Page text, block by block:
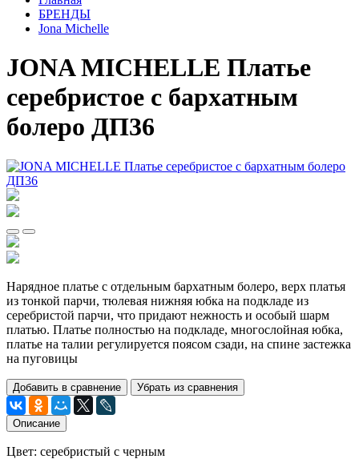
БРЕНДЫ
Jona Michelle
JONA MICHELLE Платье
серебристое с бархатным
болеро ДП36
Нарядное платье с отдельным бархатным болеро, верх платья
из тонкой парчи, тюлевая нижняя юбка на подкладе из
серебристой парчи, что придают нежность и особый шарм
платью. Платье полностью на подкладе, многослойная юбка,
платье на талии регулируется поясом сзади, на спине застежка
на пуговицы
Добавить в сравнение Убрать из сравнения
Описание
Цвет: серебристый с черным